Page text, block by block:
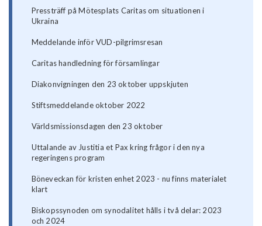
Pressträff på Mötesplats Caritas om situationen i
Ukraina
Meddelande inför VUD-pilgrimsresan
Caritas handledning för församlingar
Diakonvigningen den 23 oktober uppskjuten
Stiftsmeddelande oktober 2022
Världsmissionsdagen den 23 oktober
Uttalande av Justitia et Pax kring frågor i den nya
regeringens program
Böneveckan för kristen enhet 2023 - nu finns materialet
klart
Biskopssynoden om synodalitet hålls i två delar: 2023
och 2024